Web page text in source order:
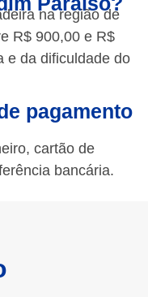
na região de
R$ 900,00 e R$
e da dificuldade do
pagamento
cartão de
bancária.